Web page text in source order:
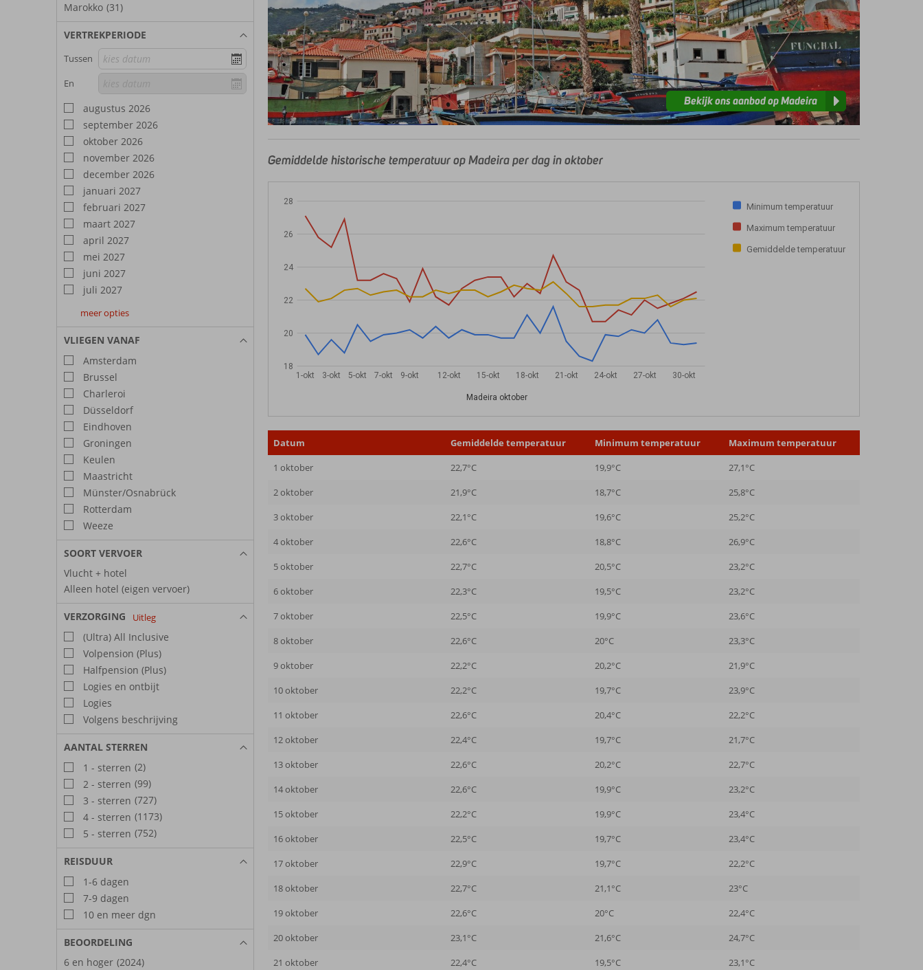
Marokko (31)
VERTREKPERIODE
Tussen
En
augustus 2026
september 2026
oktober 2026
november 2026
december 2026
januari 2027
februari 2027
maart 2027
april 2027
mei 2027
juni 2027
juli 2027
augustus
2027
september
2027
oktober
2027
meer opties
VLIEGEN VANAF
Amsterdam
Brussel
Charleroi
Düsseldorf
Eindhoven
Groningen
Keulen
Maastricht
Münster/Osnabrück
Rotterdam
Weeze
SOORT VERVOER
Vlucht + hotel
Alleen hotel (eigen vervoer)
VERZORGING Uitleg
(Ultra) All Inclusive
Volpension (Plus)
Halfpension (Plus)
Logies en ontbijt
Logies
Volgens beschrijving
AANTAL STERREN
1 - sterren (2)
2 - sterren (99)
3 - sterren (727)
4 - sterren (1173)
5 - sterren (752)
REISDUUR
1-6 dagen
7-9 dagen
10 en meer dgn
BEOORDELING
6 en hoger (2024)
Bekijk ons aanbod op Madeira
Gemiddelde historische temperatuur op Madeira per dag in oktober
Minimum temperatuur
Maximum temperatuur
Gemiddelde temperatuur
1-okt 3-okt 5-okt 7-okt 9-okt 12-okt 15-okt 18-okt 21-okt 24-okt 27-okt 30-okt
Madeira oktober
18
20
22
24
26
28
Datum Gemiddelde temperatuur Minimum temperatuur
Maximum temperatuur
1 oktober
22,7°C 19,9°C
27,1°C
2 oktober
21,9°C 18,7°C
25,8°C
3 oktober
22,1°C 19,6°C
25,2°C
4 oktober
22,6°C 18,8°C
26,9°C
5 oktober
22,7°C 20,5°C
23,2°C
6 oktober
22,3°C 19,5°C
23,2°C
7 oktober
22,5°C 19,9°C
23,6°C
8 oktober
22,6°C 20°C
23,3°C
9 oktober
22,2°C 20,2°C
21,9°C
10 oktober
22,2°C 19,7°C
23,9°C
11 oktober
22,6°C 20,4°C
22,2°C
12 oktober
22,4°C 19,7°C
21,7°C
13 oktober
22,6°C 20,2°C
22,7°C
14 oktober
22,6°C 19,9°C
23,2°C
15 oktober
22,2°C 19,9°C
23,4°C
16 oktober
22,5°C 19,7°C
23,4°C
17 oktober
22,9°C 19,7°C
22,2°C
18 oktober
22,7°C 21,1°C
23°C
19 oktober
22,6°C 20°C
22,4°C
20 oktober
23,1°C 21,6°C
24,7°C
21 oktober
22,4°C 19,5°C
23,1°C